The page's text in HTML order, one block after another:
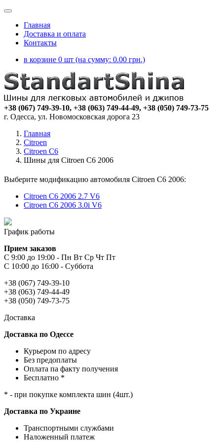
Главная
Доставка и оплата
Контакты
в корзине 0 шт (на сумму: 0.00 грн.)
+38 (067) 749-39-10, +38 (063) 749-44-49, +38 (050) 749-73-75
г. Одесса, ул. Новомосковская дорога 23
Главная
Citroen
Citroen C6
Шины для Citroen C6 2006
Выберите модификацию автомобиля Citroen C6 2006:
Citroen C6 2006 2.7 V6
Citroen C6 2006 3.0i V6
График работы
Прием заказов
С 9:00 до 19:00 - Пн Вт Ср Чт Пт
С 10:00 до 16:00 - Суббота
+38 (067) 749-39-10
+38 (063) 749-44-49
+38 (050) 749-73-75
Доставка
Доставка по Одессе
Курьером по адресу
Без предоплаты
Оплата па факту получения
Бесплатно *
* - при покупке комплекта шин (4шт.)
Доставка по Украине
Транспортными службами
Наложенный платеж